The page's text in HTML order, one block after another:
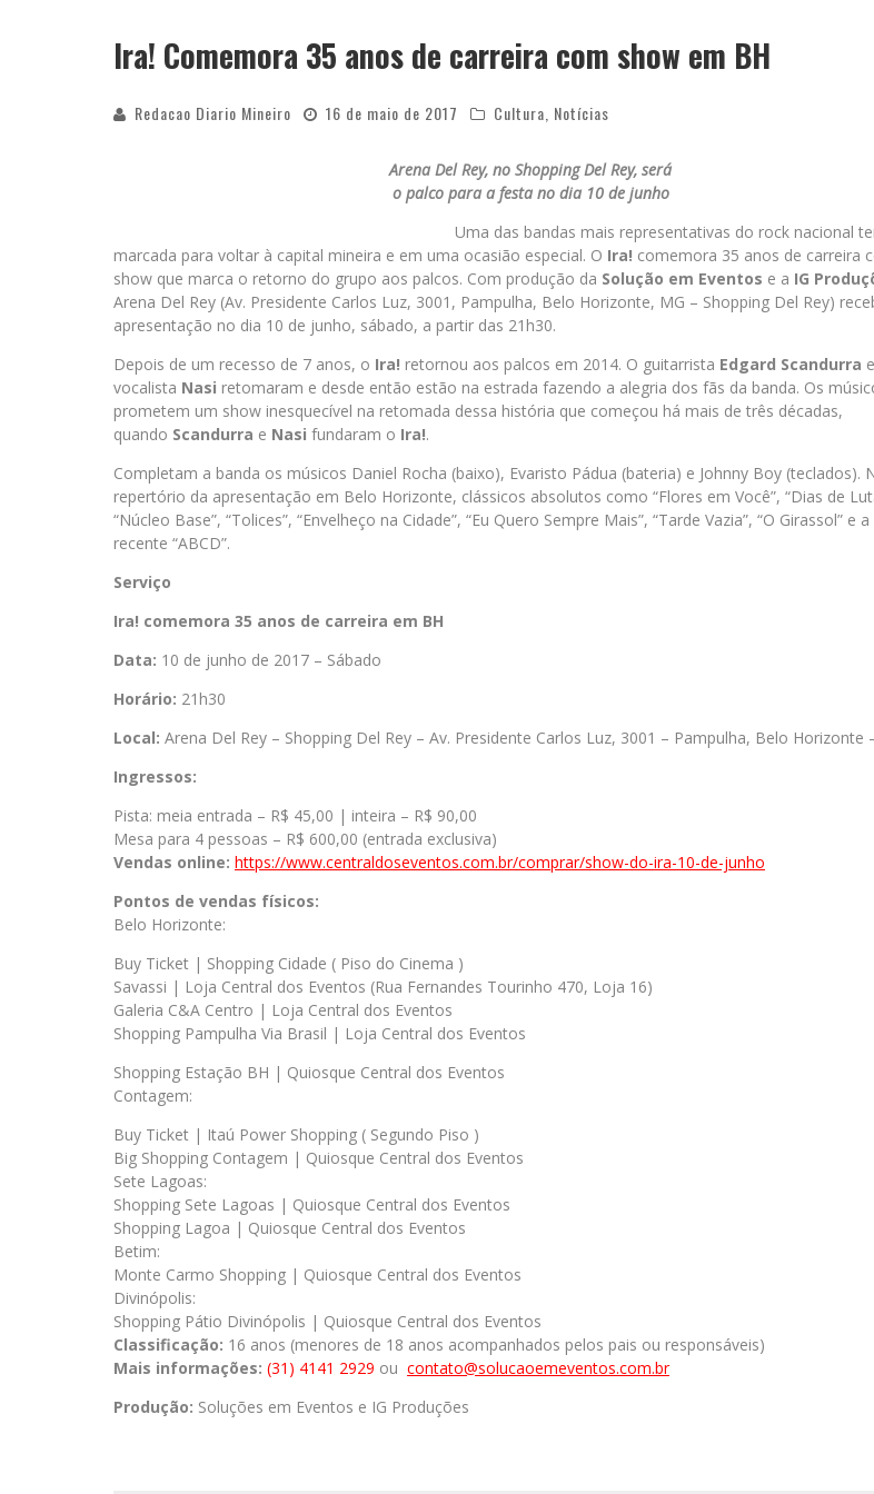
DESIGNER MINEIRA LANÇA JOGO EDUCATIVO SOBRE COLETA SELETIVA NA MAIOR FEIRA DE JOGOS DE TABULEIRO DA AMÉRICA LATINA
Ira! Comemora 35 anos de carreira com show em BH
Redacao Diario Mineiro 16 de maio de 2017 Cultura Notícias
Arena Del Rey, no Shopping Del Rey, será
o palco para a festa no dia 10 de junho
Uma das bandas mais representativas do rock nacional
marcada para voltar à capital mineira e em uma ocasião especial. O Ira! comemora 35 anos de carreira
show que marca o retorno do grupo aos palcos. Com produção da Solução em Eventos e a IG
Arena Del Rey (Av. Presidente Carlos Luz, 3001, Pampulha, Belo Horizonte, MG – Shopping Del Rey)
apresentação no dia 10 de junho, sábado, a partir das 21h30.
Depois de um recesso de 7 anos, o Ira! retornou aos palcos em 2014. O guitarrista Edgard Scandurra
vocalista Nasi retomaram e desde então estão na estrada fazendo a alegria dos fãs da banda. Os
prometem um show inesquecível na retomada dessa história que começou há mais de três décadas,
quando Scandurra e Nasi fundaram o Ira!.
Completam a banda os músicos Daniel Rocha (baixo), Evaristo Pádua (bateria) e Johnny Boy (teclados).
repertório da apresentação em Belo Horizonte, clássicos absolutos como “Flores em Você”, “Dias de
“Núcleo Base”, “Tolices”, “Envelheço na Cidade”, “Eu Quero Sempre Mais”, “Tarde Vazia”, “O Girassol” e
recente “ABCD”.
Serviço
Ira! comemora 35 anos de carreira em BH
Data: 10 de junho de 2017 – Sábado
Horário: 21h30
Local: Arena Del Rey – Shopping Del Rey – Av. Presidente Carlos Luz, 3001 – Pampulha, Belo Horizonte
Ingressos:
Pista: meia entrada – R$ 45,00 | inteira – R$ 90,00
Mesa para 4 pessoas – R$ 600,00 (entrada exclusiva)
Vendas online: https://www.centraldoseventos.com.br/comprar/show-do-ira-10-de-junho
Pontos de vendas físicos:
Belo Horizonte:
Buy Ticket | Shopping Cidade ( Piso do Cinema )
Savassi | Loja Central dos Eventos (Rua Fernandes Tourinho 470, Loja 16)
Galeria C&A Centro | Loja Central dos Eventos
Shopping Pampulha Via Brasil | Loja Central dos Eventos
Shopping Estação BH | Quiosque Central dos Eventos
Contagem:
Buy Ticket | Itaú Power Shopping ( Segundo Piso )
Big Shopping Contagem | Quiosque Central dos Eventos
Sete Lagoas:
Shopping Sete Lagoas | Quiosque Central dos Eventos
Shopping Lagoa | Quiosque Central dos Eventos
Betim:
Monte Carmo Shopping | Quiosque Central dos Eventos
Divinópolis:
Shopping Pátio Divinópolis | Quiosque Central dos Eventos
Classificação: 16 anos (menores de 18 anos acompanhados pelos pais ou responsáveis)
Mais informações: (31) 4141 2929 ou contato@solucaoemeventos.com.br
Produção: Soluções em Eventos e IG Produções